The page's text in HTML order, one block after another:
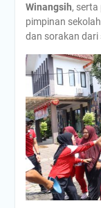
Winangsih, serta
pimpinan
dan sorakan dari